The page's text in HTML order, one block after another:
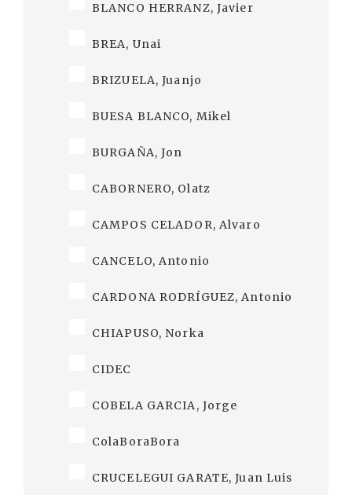
BLANCO HERRANZ, Javier
BREA, Unai
BRIZUELA, Juanjo
BUESA BLANCO, Mikel
BURGAÑA, Jon
CABORNERO, Olatz
CAMPOS CELADOR, Alvaro
CANCELO, Antonio
CARDONA RODRÍGUEZ, Antonio
CHIAPUSO, Norka
CIDEC
COBELA GARCIA, Jorge
ColaBoraBora
CRUCELEGUI GARATE, Juan Luis